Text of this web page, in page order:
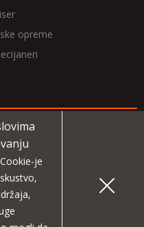
opreme
su vlasništvo veb sajta
je